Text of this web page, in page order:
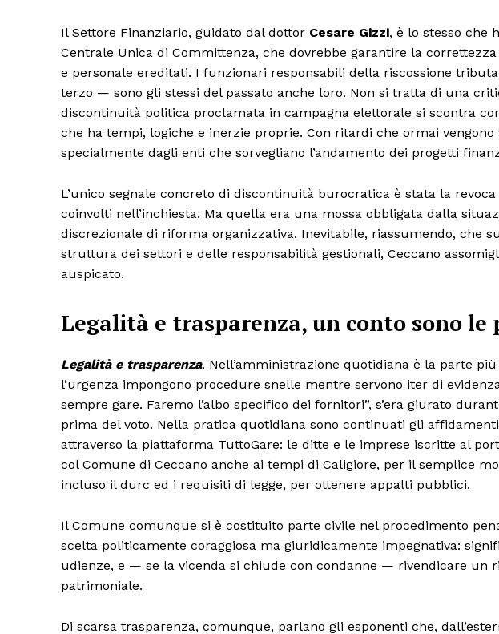
Il Settore Finanziario, guidato dal dottor Cesare Gizzi, è lo stesso che
Centrale Unica di Committenza, che dovrebbe garantire la
e personale ereditati. I funzionari responsabili della riscossione
terzo — sono gli stessi del passato anche loro. Non si tratta di una
discontinuità politica proclamata in campagna elettorale si scontra
che ha tempi, logiche e inerzie proprie. Con ritardi che ormai
specialmente dagli enti che sorvegliano l’andamento dei progetti
L’unico segnale concreto di discontinuità burocratica è stata la
coinvolti nell’inchiesta. Ma quella era una mossa obbligata dalla
discrezionale di riforma organizzativa. Inevitabile, riassumendo, che
struttura dei settori e delle responsabilità gestionali, Ceccano
auspicato.
Legalità e trasparenza, un conto sono
Legalità e trasparenza. Nell’amministrazione quotidiana è la parte
l’urgenza impongono procedure snelle mentre servono iter di
sempre gare. Faremo l’albo specifico dei fornitori”, s’era giurato
prima del voto. Nella pratica quotidiana sono continuati gli
attraverso la piattaforma TuttoGare: le ditte e le imprese iscritte al
col Comune di Ceccano anche ai tempi di Caligiore, per il semplice
incluso il durc ed i requisiti di legge, per ottenere appalti pubblici.
Il Comune comunque si è costituito parte civile nel procedimento
scelta politicamente coraggiosa ma giuridicamente impegnativa:
udienze, e — se la vicenda si chiude con condanne — rivendicare un
patrimoniale.
Di scarsa trasparenza, comunque, parlano gli esponenti che,